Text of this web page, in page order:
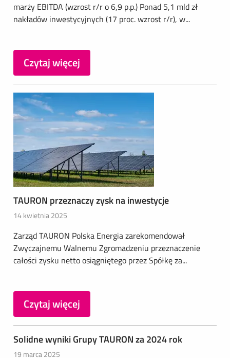
marży EBITDA (wzrost r/r o 6,9 p.p.) Ponad 5,1 mld zł
nakładów inwestycyjnych (17 proc. wzrost r/r), w...
Czytaj więcej
TAURON przeznaczy zysk na inwestycje
14 kwietnia 2025
Zarząd TAURON Polska Energia zarekomendował
Zwyczajnemu Walnemu Zgromadzeniu przeznaczenie
całości zysku netto osiągniętego przez Spółkę za...
Czytaj więcej
Solidne wyniki Grupy TAURON za 2024 rok
19 marca 2025